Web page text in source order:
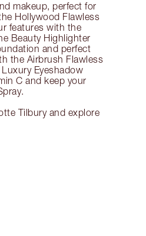
makeup, perfect for
Hollywood Flawless
features with the
Beauty Highlighter
and perfect
the Airbrush Flawless
Eyeshadow
C and keep your
Tilbury and explore